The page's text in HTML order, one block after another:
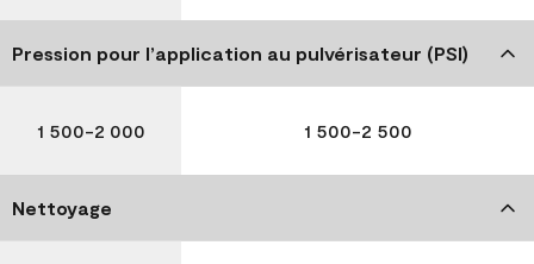
Pression pour l’application au pulvérisateur (PSI)
1 500-2 000 1 500-2 500
Nettoyage